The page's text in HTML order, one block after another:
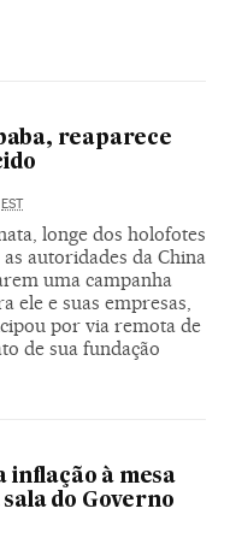
reaparece
EST
longe dos holofotes
as autoridades da China
uma campanha
ele e suas empresas,
por via remota de
de sua fundação
inflação à mesa
do Governo